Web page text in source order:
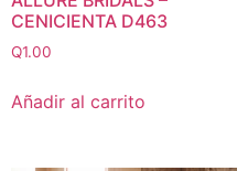
CENICIENTA D463
Q1.00
Añadir al carrito